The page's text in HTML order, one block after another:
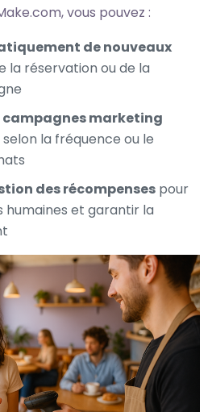
vous pouvez :
de nouveaux
la réservation ou de la
campagnes marketing
selon la fréquence ou le
des récompenses pour
humaines et garantir la